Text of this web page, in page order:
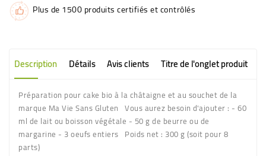
Plus de 1500 produits certifiés et contrôlés
Description Détails Avis clients Titre de l'onglet produit
Préparation pour cake bio à la châtaigne et au souchet de la
marque Ma Vie Sans Gluten Vous aurez besoin d'ajouter : - 60
ml de lait ou boisson végétale - 50 g de beurre ou de
margarine - 3 oeufs entiers Poids net : 300 g (soit pour 8
parts)